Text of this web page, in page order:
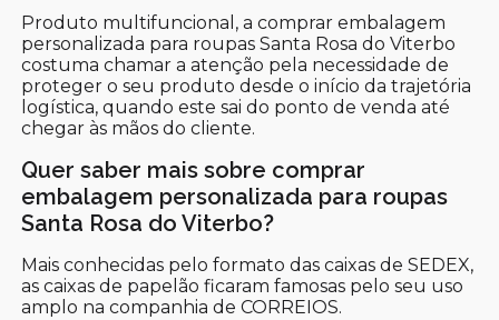
Produto multifuncional, a comprar embalagem
personalizada para roupas Santa Rosa do Viterbo
costuma chamar a atenção pela necessidade de
proteger o seu produto desde o início da trajetória
logística, quando este sai do ponto de venda até
chegar às mãos do cliente.
Quer saber mais sobre comprar
embalagem personalizada para roupas
Santa Rosa do Viterbo?
Mais conhecidas pelo formato das caixas de SEDEX,
as caixas de papelão ficaram famosas pelo seu uso
amplo na companhia de CORREIOS.